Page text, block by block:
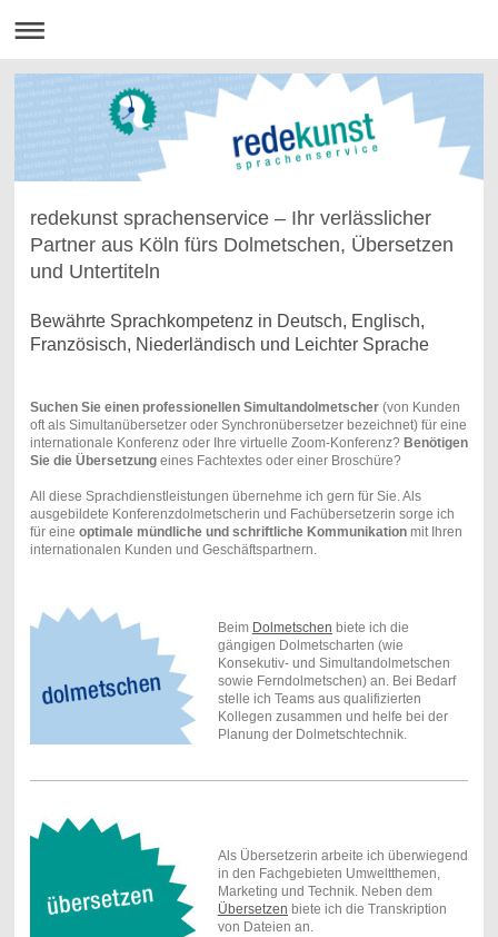
redekunst sprachenservice – Ihr verlässlicher
Partner aus Köln fürs Dolmetschen, Übersetzen
und Untertiteln
Bewährte Sprachkompetenz in Deutsch, Englisch,
Französisch, Niederländisch und Leichter Sprache
Suchen Sie einen professionellen Simultandolmetscher(von Kunden
oft als Simultanübersetzer oder Synchronübersetzer bezeichnet) für eine
internationale Konferenz oder Ihre virtuelle Zoom-Konferenz? Benötigen
Sie die Übersetzungeines Fachtextes oder einer Broschüre?
All diese Sprachdienstleistungen übernehme ich gern für Sie. Als
ausgebildete Konferenzdolmetscherin und Fachübersetzerin sorge ich
für eine optimale mündliche und schriftliche Kommunikationmit Ihren
internationalen Kunden und Geschäftspartnern.
Beim Dolmetschen biete ich die
gängigen Dolmetscharten (wie
Konsekutiv- und Simultandolmetschen
sowie Ferndolmetschen) an. Bei Bedarf
stelle ich Teams aus qualifizierten
Kollegen zusammen und helfe bei der
Planung der Dolmetschtechnik.
Als Übersetzerin arbeite ich überwiegend
in den Fachgebieten Umweltthemen,
Marketing und Technik. Neben dem
Übersetzen biete ich die Transkription
von Dateien an.